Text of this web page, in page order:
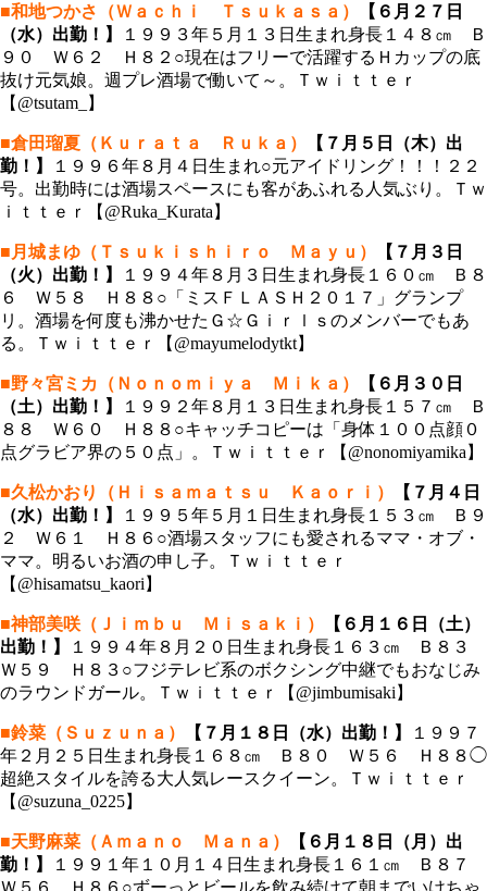
■和地つかさ（Ｗａｃｈｉ Ｔｓｕｋａｓａ）
【６月２７日
（水）出勤！】
１９９３年５月１３日生まれ身長１４８㎝ Ｂ
９０ Ｗ６２ Ｈ８２○現在はフリーで活躍するＨカップの底
抜け元気娘。週プレ酒場で働いて～。Ｔｗｉｔｔｅｒ
【@tsutam_】
■倉田瑠夏（Ｋｕｒａｔａ Ｒｕｋａ）
【７月５日（木）出
勤！】
１９９６年８月４日生まれ○元アイドリング！！！２２
号。出勤時には酒場スペースにも客があふれる人気ぶり。Ｔｗ
ｉｔｔｅｒ【@Ruka_Kurata】
■月城まゆ（Ｔｓｕｋｉｓｈｉｒｏ Ｍａｙｕ）
【７月３日
（火）出勤！】
１９９４年８月３日生まれ身長１６０㎝ Ｂ８
６ Ｗ５８ Ｈ８８○「ミスＦＬＡＳＨ２０１７」グランプ
リ。酒場を何度も沸かせたＧ☆Ｇｉｒｌｓのメンバーでもあ
る。Ｔｗｉｔｔｅｒ【@mayumelodytkt】
■野々宮ミカ（Ｎｏｎｏｍｉｙａ Ｍｉｋａ）
【６月３０日
（土）出勤！】
１９９２年８月１３日生まれ身長１５７㎝ Ｂ
８８ Ｗ６０ Ｈ８８○キャッチコピーは「身体１００点顔０
点グラビア界の５０点」。Ｔｗｉｔｔｅｒ【@nonomiyamika】
■久松かおり（Ｈｉｓａｍａｔｓｕ Ｋａｏｒｉ）
【７月４日
（水）出勤！】
１９９５年５月１日生まれ身長１５３㎝ Ｂ９
２ Ｗ６１ Ｈ８６○酒場スタッフにも愛されるママ・オブ・
ママ。明るいお酒の申し子。Ｔｗｉｔｔｅｒ
【@hisamatsu_kaori】
■神部美咲（Ｊｉｍｂｕ Ｍｉｓａｋｉ）
【６月１６日（土）
出勤！】
１９９４年８月２０日生まれ身長１６３㎝ Ｂ８３
Ｗ５９ Ｈ８３○フジテレビ系のボクシング中継でもおなじみ
のラウンドガール。Ｔｗｉｔｔｅｒ【@jimbumisaki】
■鈴菜（Ｓｕｚｕｎａ） 【７月１８日（水）出勤！】
１９９７
年２月２５日生まれ身長１６８㎝ Ｂ８０ Ｗ５６ Ｈ８８◯
超絶スタイルを誇る大人気レースクイーン。Ｔｗｉｔｔｅｒ
【@suzuna_0225】
■天野麻菜（Ａｍａｎｏ Ｍａｎａ）
【６月１８日（月）出
勤！】
１９９１年１０月１４日生まれ身長１６１㎝ Ｂ８７
Ｗ５６ Ｈ８６○ずーっとビールを飲み続けて朝までいけちゃ